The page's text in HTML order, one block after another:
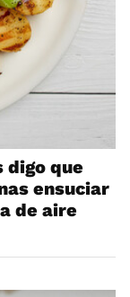
digo que
ensuciar
de aire